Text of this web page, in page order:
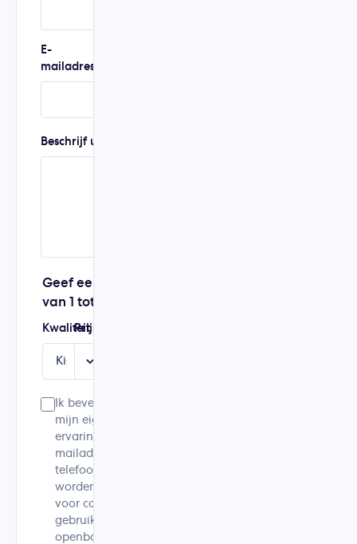
E-
mailadres
Beschrijf uw ervaring
Geef een score
van 1 tot 5
Kwaliteit
Prijs
Ik bevestig dat dit
mijn eigen
ervaring is. Mijn e-
mailadres en
telefoonnummer
worden alleen
voor controle
gebruikt en niet
openbaar